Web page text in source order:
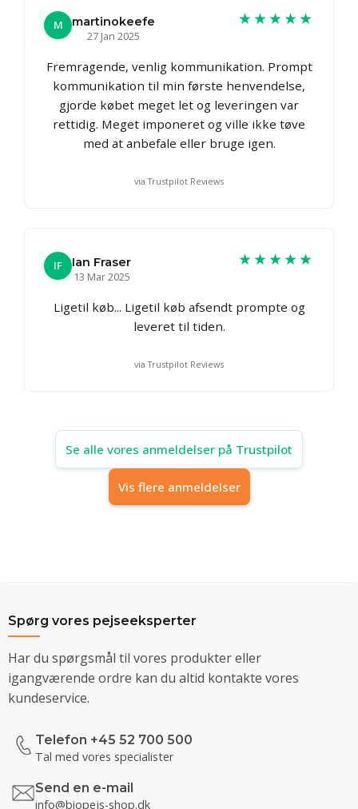
M
martinokeefe
27 Jan 2025
★★★★★
Fremragende, venlig kommunikation. Prompt
kommunikation til min første henvendelse,
gjorde købet meget let og leveringen var
rettidig. Meget imponeret og ville ikke tøve
med at anbefale eller bruge igen.
via Trustpilot Reviews
IF
Ian Fraser
13 Mar 2025
★★★★★
Ligetil køb... Ligetil køb afsendt prompte og
leveret til tiden.
via Trustpilot Reviews
Se alle vores anmeldelser på Trustpilot
Vis flere anmeldelser
Spørg vores pejseeksperter
Har du spørgsmål til vores produkter eller
igangværende ordre kan du altid kontakte vores
kundeservice.
Telefon +45 52 700 500
Tal med vores specialister
Send en e-mail
info@biopejs-shop.dk